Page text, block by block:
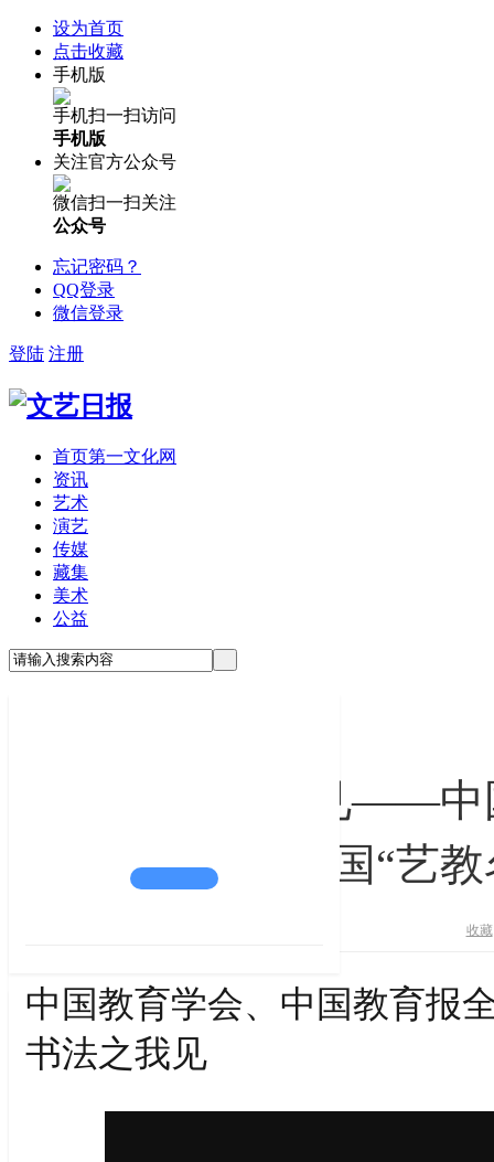
设为首页
点击收藏
手机版
手机扫一扫访问
手机版
关注官方公众号
微信扫一扫关注
公众号
忘记密码？
QQ登录
微信登录
登陆 注册
首页第一文化网
资讯
艺术
演艺
传媒
藏集
美术
公益
学习书法之我见——
报全国“艺
收藏
中国教育学会、中国教育报
书法之我见